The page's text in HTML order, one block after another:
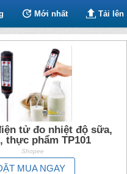
Mới nhất Tải lên
tử đo nhiệt độ sữa,
thực phẩm TP101
Shopee
MUA NGAY